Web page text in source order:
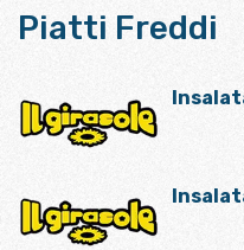
Piatti Freddi